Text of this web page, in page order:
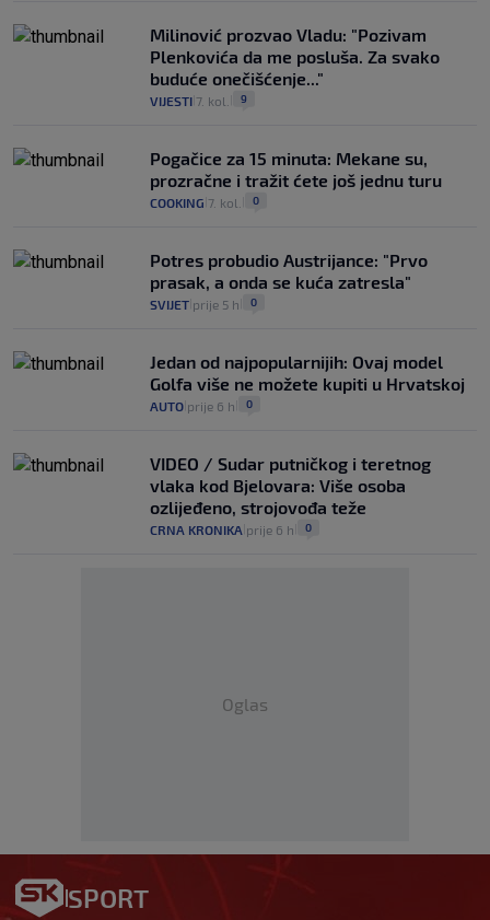
Milinović prozvao Vladu: "Pozivam
Plenkovića da me posluša. Za svako
buduće onečišćenje..."
VIJESTI 7. kol. 9
Pogačice za 15 minuta: Mekane su,
prozračne i tražit ćete još jednu turu
COOKING 7. kol. 0
Potres probudio Austrijance: "Prvo
prasak, a onda se kuća zatresla"
SVIJET prije 5 h 0
Jedan od najpopularnijih: Ovaj model
Golfa više ne možete kupiti u Hrvatskoj
AUTO prije 6 h 0
VIDEO / Sudar putničkog i teretnog
vlaka kod Bjelovara: Više osoba
ozlijeđeno, strojovođa teže
CRNA KRONIKA prije 6 h 0
Oglas
SPORT